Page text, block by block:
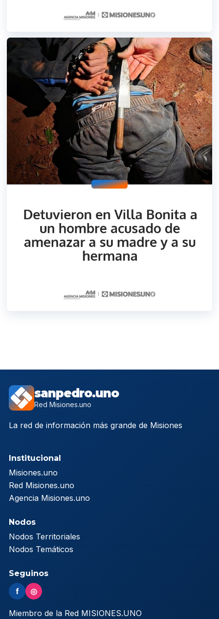
sanpedro.uno
Red Misiones.uno
La red de información más grande de Misiones
Institucional
Misiones.uno
Red Misiones.uno
Agencia Misiones.uno
Nodos
Nodos Territoriales
Nodos Temáticos
Seguinos
f ◎
Miembro de la Red MISIONES.UNO